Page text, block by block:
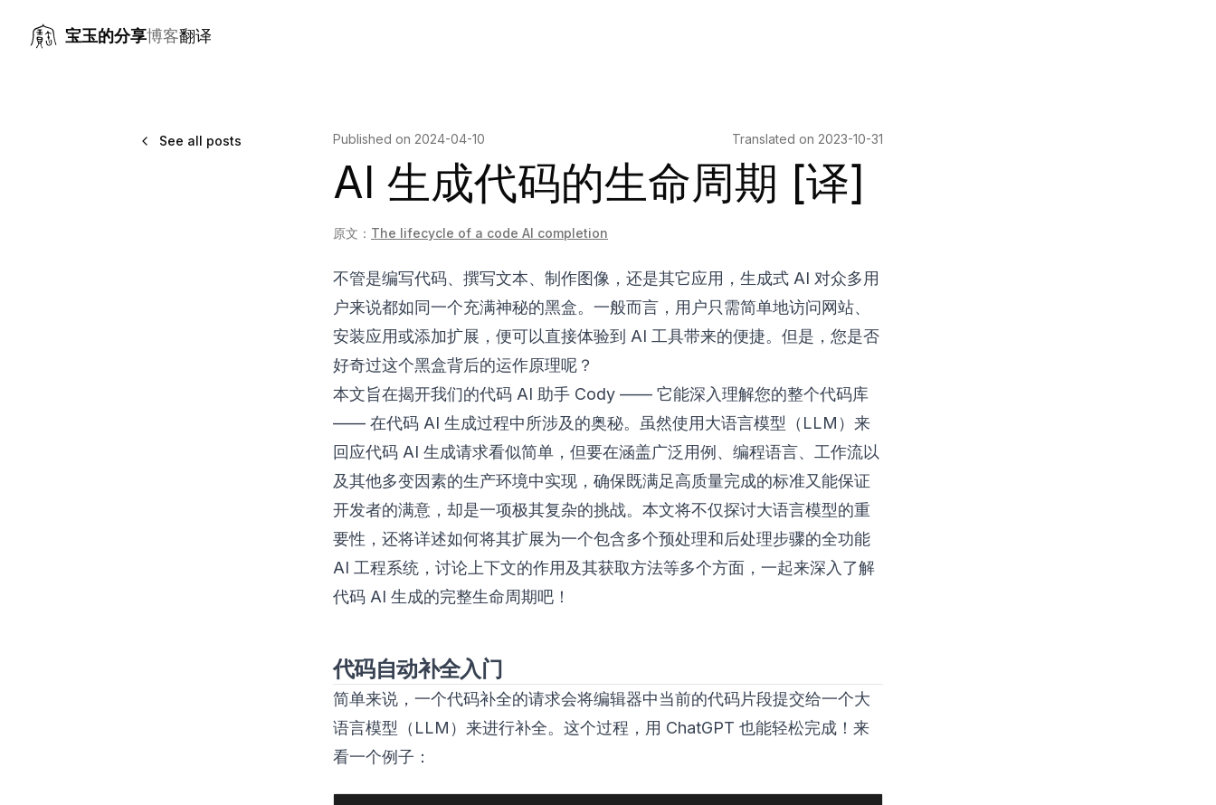
宝玉的分享博客翻译
See all posts Published on 2024-04-10 Translated on 2023-10-31
AI 生成代码的生命周期 [译]
原文： The lifecycle of a code AI completion
不管是编写代码、撰写文本、制作图像，还是其它应用，生成式 AI 对众多用
户来说都如同一个充满神秘的黑盒。一般而言，用户只需简单地访问网站、
安装应用或添加扩展，便可以直接体验到 AI 工具带来的便捷。但是，您是否
好奇过这个黑盒背后的运作原理呢？
本文旨在揭开我们的代码 AI 助手 Cody —— 它能深入理解您的整个代码库
—— 在代码 AI 生成过程中所涉及的奥秘。虽然使用大语言模型（LLM）来
回应代码 AI 生成请求看似简单，但要在涵盖广泛用例、编程语言、工作流以
及其他多变因素的生产环境中实现，确保既满足高质量完成的标准又能保证
开发者的满意，却是一项极其复杂的挑战。本文将不仅探讨大语言模型的重
要性，还将详述如何将其扩展为一个包含多个预处理和后处理步骤的全功能
AI 工程系统，讨论上下文的作用及其获取方法等多个方面，一起来深入了解
代码 AI 生成的完整生命周期吧！
代码自动补全入门
简单来说，一个代码补全的请求会将编辑器中当前的代码片段提交给一个大
语言模型（LLM）来进行补全。这个过程，用 ChatGPT 也能轻松完成！来
看一个例子：